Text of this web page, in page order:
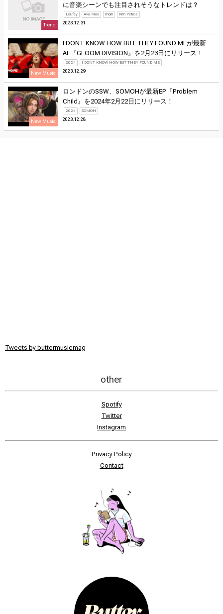
Trend
に音楽シーンでも注目されそうなトレンドは？
Laufey Ava Max main Kim Petras
2023.12.31
New Music
I DONT KNOW HOW BUT THEY FOUND MEが最新
AL『GLOOM DIVISION』を2月23日にリリース！
2024 I DONT KNOW HOW BUT THEY FOUND ME
2023.12.29
New Music
ロンドンのSSW、SOMOHが最新EP『Problem
Child』を2024年2月22日にリリース！
2024 SOMOH
2023.12.28
Tweets by buttermusicmag
other
Spotify
Twitter
Instagram
Privacy Policy
Contact